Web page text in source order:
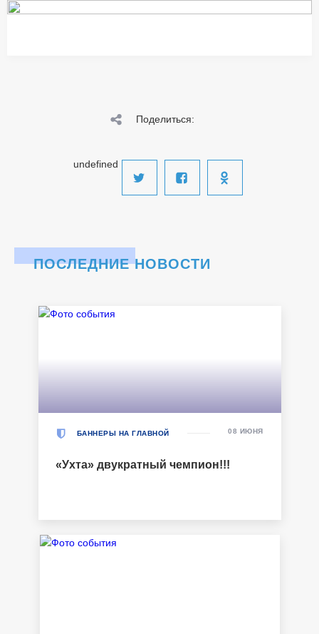
Поделиться:
undefined
ПОСЛЕДНИЕ НОВОСТИ
БАННЕРЫ НА ГЛАВНОЙ
«Ухта» двукратный чемпион!!!
08 ИЮНЯ